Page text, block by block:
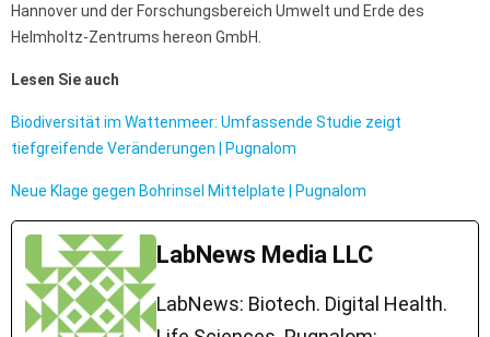
Hannover und der Forschungsbereich Umwelt und Erde des
Helmholtz-Zentrums hereon GmbH.
Lesen Sie auch
Biodiversität im Wattenmeer: Umfassende Studie zeigt
tiefgreifende Veränderungen | Pugnalom
Neue Klage gegen Bohrinsel Mittelplate | Pugnalom
LabNews Media LLC
LabNews: Biotech. Digital Health.